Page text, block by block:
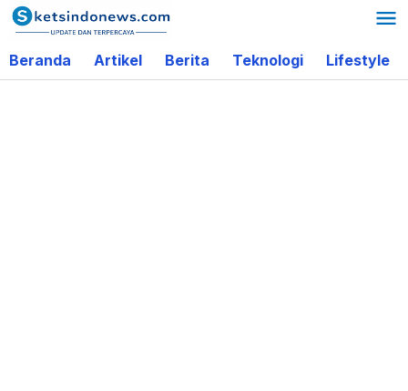
Lewati
ke
konten
Beranda Artikel Berita Teknologi Lifestyle